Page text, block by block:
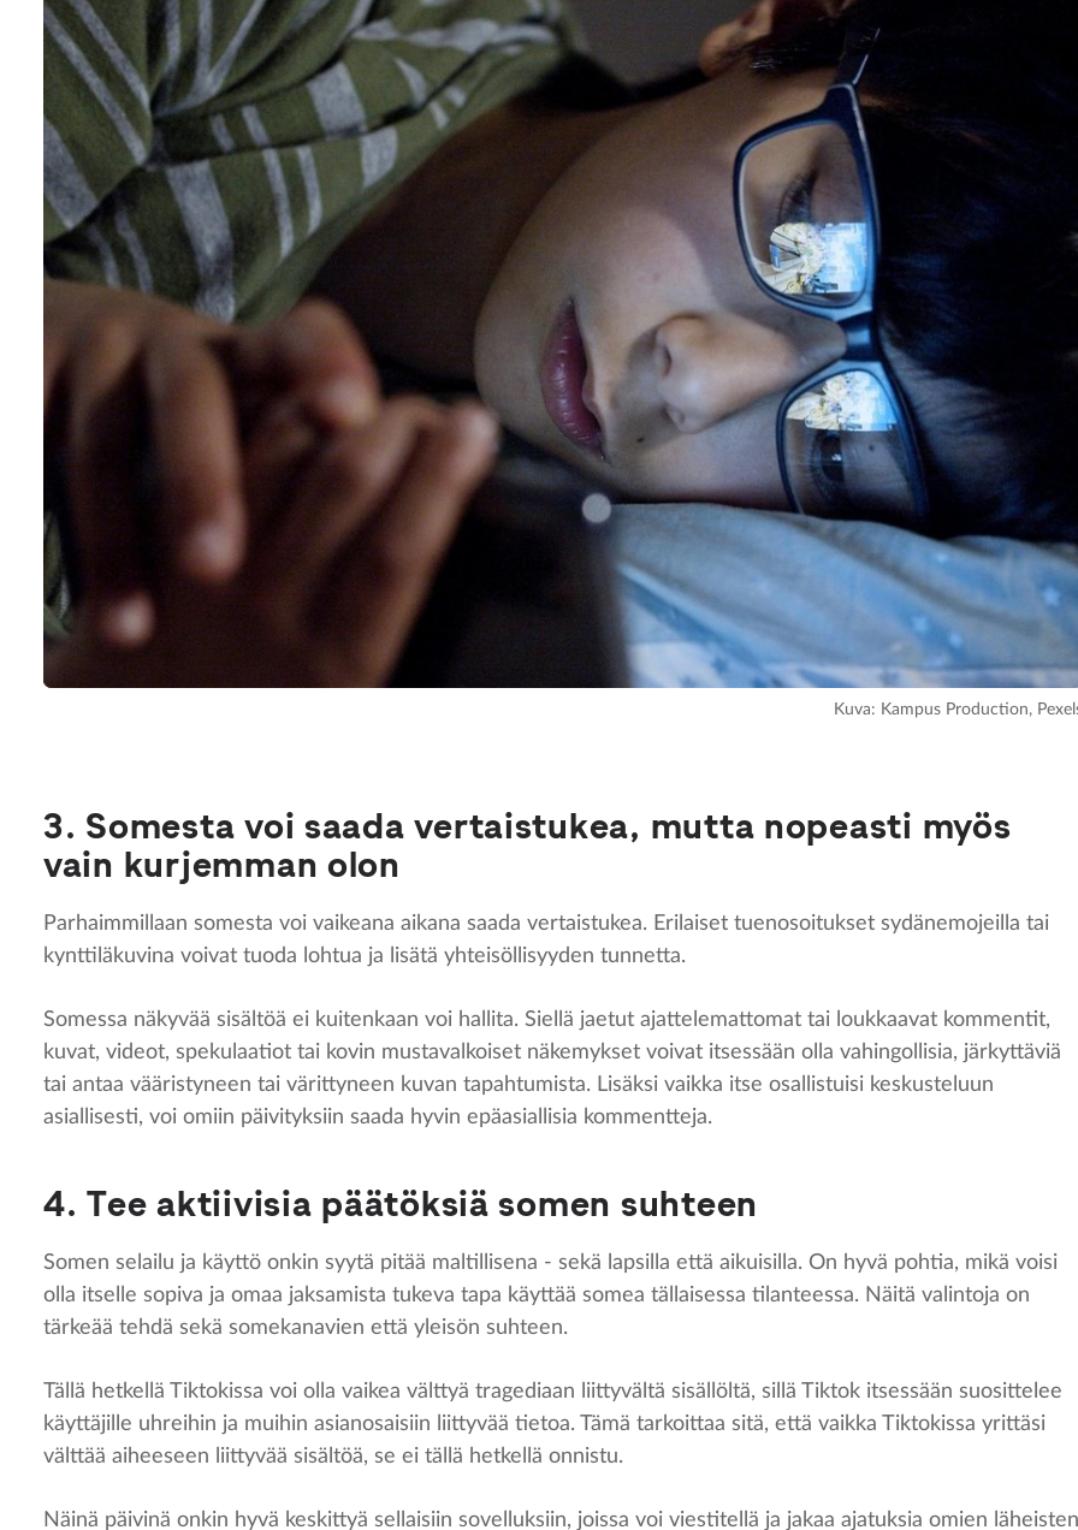
Kuva: Kampus Production,
3. Somesta voi saada vertaistukea, mutta nopeasti myös
vain kurjemman olon
Parhaimmillaan somesta voi vaikeana aikana saada vertaistukea. Erilaiset tuenosoitukset sydänemojeilla tai
kynttiläkuvina voivat tuoda lohtua ja lisätä yhteisöllisyyden tunnetta.
Somessa näkyvää sisältöä ei kuitenkaan voi hallita. Siellä jaetut ajattelemattomat tai loukkaavat kommentit,
kuvat, videot, spekulaatiot tai kovin mustavalkoiset näkemykset voivat itsessään olla vahingollisia, järkyttäviä
tai antaa vääristyneen tai värittyneen kuvan tapahtumista. Lisäksi vaikka itse osallistuisi keskusteluun
asiallisesti, voi omiin päivityksiin saada hyvin epäasiallisia kommentteja.
4. Tee aktiivisia päätöksiä somen suhteen
Somen selailu ja käyttö onkin syytä pitää maltillisena - sekä lapsilla että aikuisilla. On hyvä pohtia, mikä voisi
olla itselle sopiva ja omaa jaksamista tukeva tapa käyttää somea tällaisessa tilanteessa. Näitä valintoja on
tärkeää tehdä sekä somekanavien että yleisön suhteen.
Tällä hetkellä Tiktokissa voi olla vaikea välttyä tragediaan liittyvältä sisällöltä, sillä Tiktok itsessään suosittelee
käyttäjille uhreihin ja muihin asianosaisiin liittyvää tietoa. Tämä tarkoittaa sitä, että vaikka Tiktokissa yrittäsi
välttää aiheeseen liittyvää sisältöä, se ei tällä hetkellä onnistu.
Näinä päivinä onkin hyvä keskittyä sellaisiin sovelluksiin, joissa voi viestitellä ja jakaa ajatuksia omien läheisten